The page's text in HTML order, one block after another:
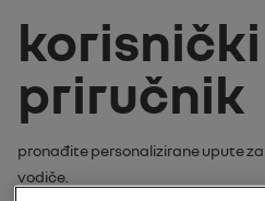
korisnički
priručnik
Pronađite personalizirane upute za svoje vozilo i svoje video
vodiče.